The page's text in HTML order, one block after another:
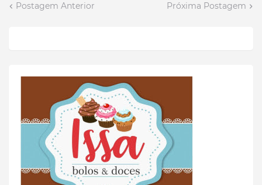
Postagem Anterior Próxima Postagem